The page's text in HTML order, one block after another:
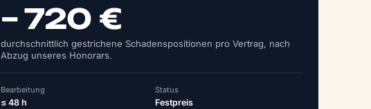
– 720 €
durchschnittlich gestrichene Schadens­positionen pro Vertrag, nach
Abzug unseres Honorars.
Bearbeitung
≤ 48 h
Status
Festpreis